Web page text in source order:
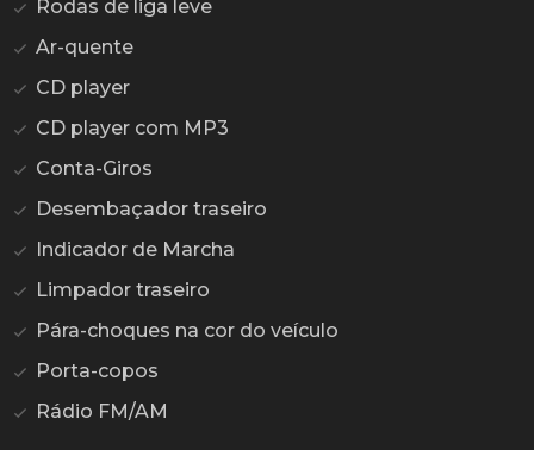
Rodas de liga leve
Ar-quente
CD player
CD player com MP3
Conta-Giros
Desembaçador traseiro
Indicador de Marcha
Limpador traseiro
Pára-choques na cor do veículo
Porta-copos
Rádio FM/AM